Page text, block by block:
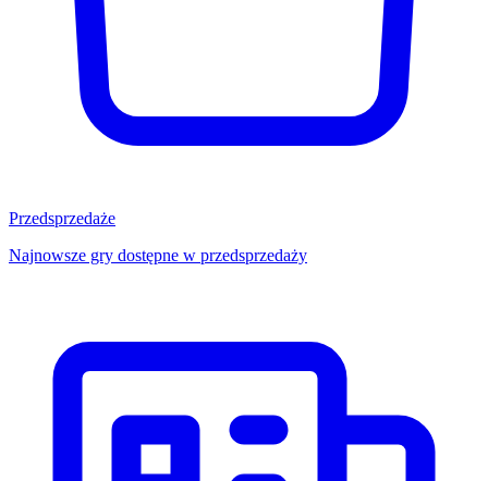
Przedsprzedaże
Najnowsze gry dostępne w przedsprzedaży